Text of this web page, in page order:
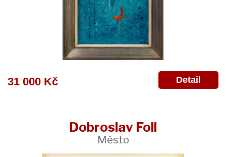
31 000 Kč Detail
Dobroslav Foll
Město